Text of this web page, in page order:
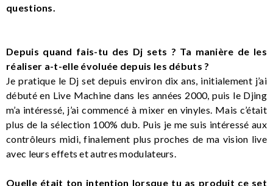
questions.
Depuis quand fais-tu des Dj sets ? Ta manière de les
réaliser a-t-elle évoluée depuis les débuts ?
Je pratique le Dj set depuis environ dix ans, initialement j’ai
débuté en Live Machine dans les années 2000, puis le Djing
m’a intéressé, j’ai commencé à mixer en vinyles. Mais c’était
plus de la sélection 100% dub. Puis je me suis intéressé aux
contrôleurs midi, finalement plus proches de ma vision live
avec leurs effets et autres modulateurs.
Quelle était ton intention lorsque tu as produit ce set